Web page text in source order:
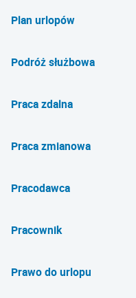
Plan urlopów
Podróż służbowa
Praca zdalna
Praca zmianowa
Pracodawca
Pracownik
Prawo do urlopu